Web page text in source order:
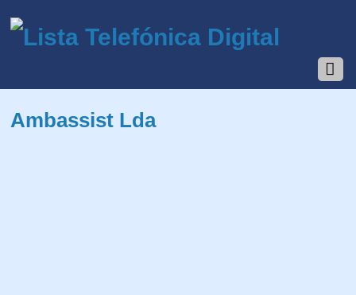
Ambassist Lda